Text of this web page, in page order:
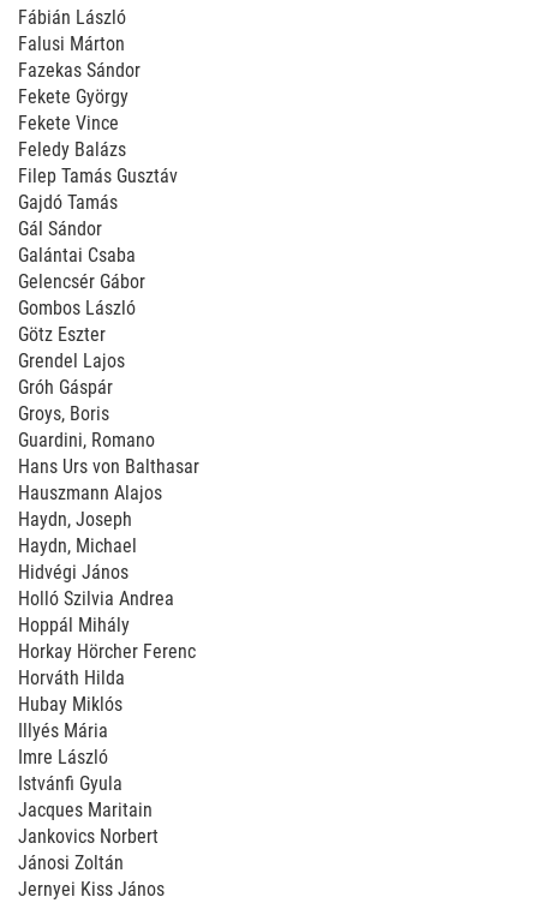
Fábián László
Falusi Márton
Fazekas Sándor
Fekete György
Fekete Vince
Feledy Balázs
Filep Tamás Gusztáv
Gajdó Tamás
Gál Sándor
Galántai Csaba
Gelencsér Gábor
Gombos László
Götz Eszter
Grendel Lajos
Gróh Gáspár
Groys, Boris
Guardini, Romano
Hans Urs von Balthasar
Hauszmann Alajos
Haydn, Joseph
Haydn, Michael
Hidvégi János
Holló Szilvia Andrea
Hoppál Mihály
Horkay Hörcher Ferenc
Horváth Hilda
Hubay Miklós
Illyés Mária
Imre László
Istvánfi Gyula
Jacques Maritain
Jankovics Norbert
Jánosi Zoltán
Jernyei Kiss János